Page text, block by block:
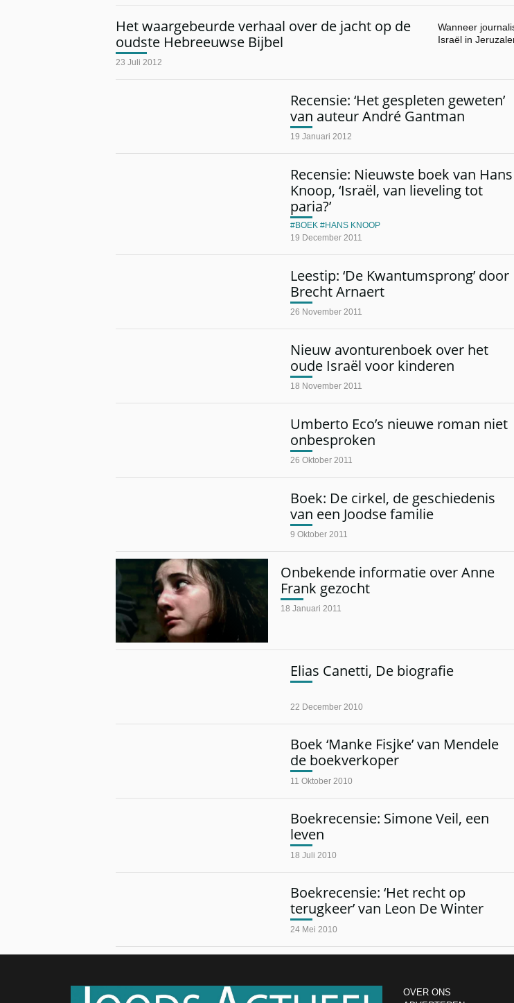
Het waargebeurde verhaal over de jacht op de
oudste Hebreeuwse Bijbel
23 Juli 2012
Wanneer
Israël in
Recensie: ‘Het gespleten geweten’
van auteur André Gantman
19 Januari 2012
Recensie: Nieuwste boek van Hans
Knoop, ‘Israël, van lieveling tot
paria?’
19 December 2011
BOEK HANS KNOOP
Leestip: ‘De Kwantumsprong’ door
Brecht Arnaert
26 November 2011
Nieuw avonturenboek over het
oude Israël voor kinderen
18 November 2011
Umberto Eco’s nieuwe roman niet
onbesproken
26 Oktober 2011
Boek: De cirkel, de geschiedenis
van een Joodse familie
9 Oktober 2011
Onbekende informatie over Anne
Frank gezocht
18 Januari 2011
Elias Canetti, De biografie
22 December 2010
Boek ‘Manke Fisjke’ van Mendele
de boekverkoper
11 Oktober 2010
Boekrecensie: Simone Veil, een
leven
18 Juli 2010
Boekrecensie: ‘Het recht op
terugkeer’ van Leon De Winter
24 Mei 2010
OVER ONS